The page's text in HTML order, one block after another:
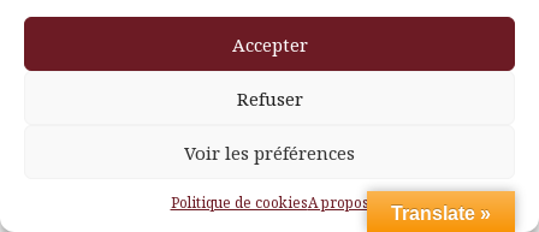
Accepter
Refuser
Voir les préférences
Politique de cookiesA propos
Themeisle
Translate »